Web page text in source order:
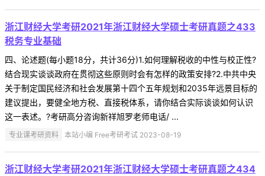
浙江财经大学考研2021年浙江财经大学硕士考研真题之433
税务专业基础
四、论述题(每小题18分，共计36分)1.如何理解税收的中性与校正性?
结合现实谈谈政府在贯彻这些原则时会有怎样的政策安排?2.中共中央
关于制定国民经济和社会发展第十四个五年规划和2035年远景目标的
建议提出，要健全地方税、直接税体系，请你结合实际谈谈如何认识
这一表述。?考研高分咨询新祥旭罗老师电话/ ...
专业课考研资料 本站小编 Free考研考试 2023-08-19
浙江财经大学考研2021年浙江财经大学硕士考研真题之434